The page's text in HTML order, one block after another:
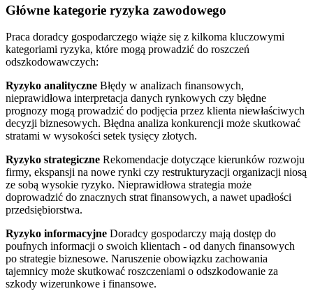
Główne kategorie ryzyka zawodowego
Praca doradcy gospodarczego wiąże się z kilkoma kluczowymi
kategoriami ryzyka, które mogą prowadzić do roszczeń
odszkodowawczych:
Ryzyko analityczne Błędy w analizach finansowych,
nieprawidłowa interpretacja danych rynkowych czy błędne
prognozy mogą prowadzić do podjęcia przez klienta niewłaściwych
decyzji biznesowych. Błędna analiza konkurencji może skutkować
stratami w wysokości setek tysięcy złotych.
Ryzyko strategiczne Rekomendacje dotyczące kierunków rozwoju
firmy, ekspansji na nowe rynki czy restrukturyzacji organizacji niosą
ze sobą wysokie ryzyko. Nieprawidłowa strategia może
doprowadzić do znacznych strat finansowych, a nawet upadłości
przedsiębiorstwa.
Ryzyko informacyjne Doradcy gospodarczy mają dostęp do
poufnych informacji o swoich klientach - od danych finansowych
po strategie biznesowe. Naruszenie obowiązku zachowania
tajemnicy może skutkować roszczeniami o odszkodowanie za
szkody wizerunkowe i finansowe.